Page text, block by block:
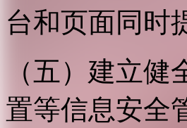
台和页面同时
（五）建立
置等信息安全